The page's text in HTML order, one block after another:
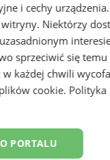
do
i cechy
Niektórzy
sprzeciwić się temu
w każdej chwili
cookie. Polityka
PORTALU